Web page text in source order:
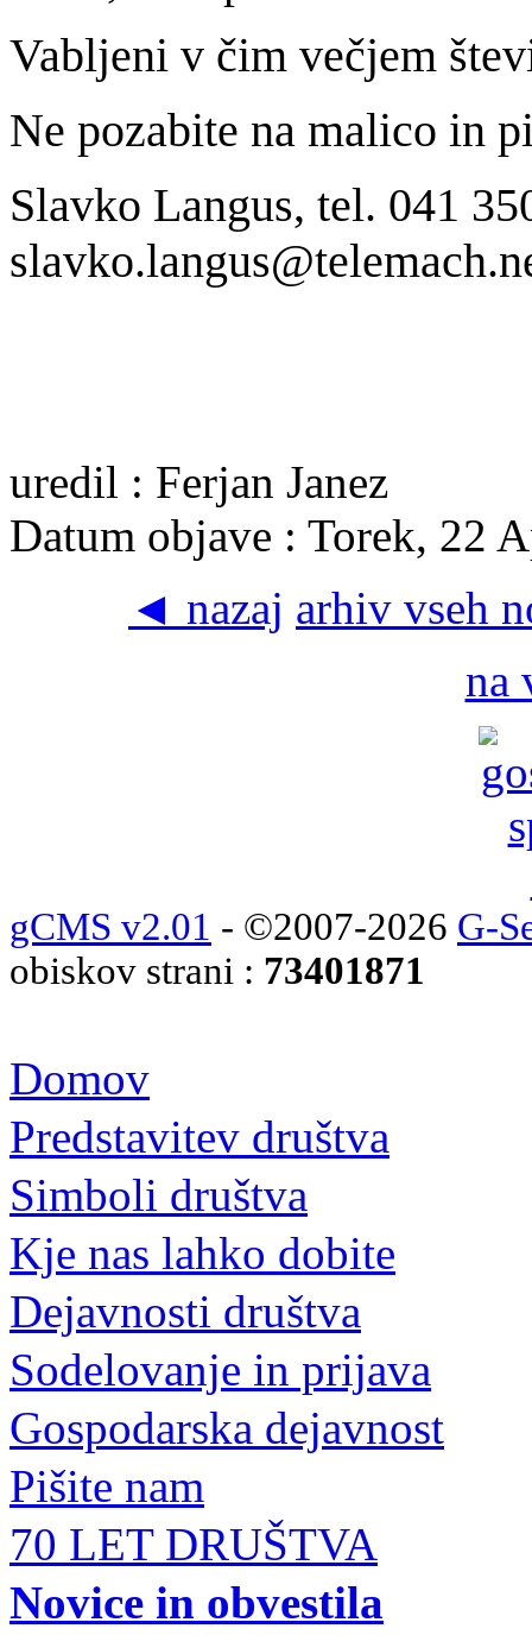
Vabljeni v čim večjem
Ne pozabite na malico in
Slavko Langus, tel. 041
uredil : Ferjan Janez
Datum objave : Torek, 22
◄ nazaj arhiv vseh
na
gCMS v2.01 - ©2007-2026 G-
obiskov strani : 73401871
Domov
Predstavitev društva
Simboli društva
Kje nas lahko dobite
Dejavnosti društva
Sodelovanje in prijava
Gospodarska dejavnost
Pišite nam
70 LET DRUŠTVA
Novice in obvestila